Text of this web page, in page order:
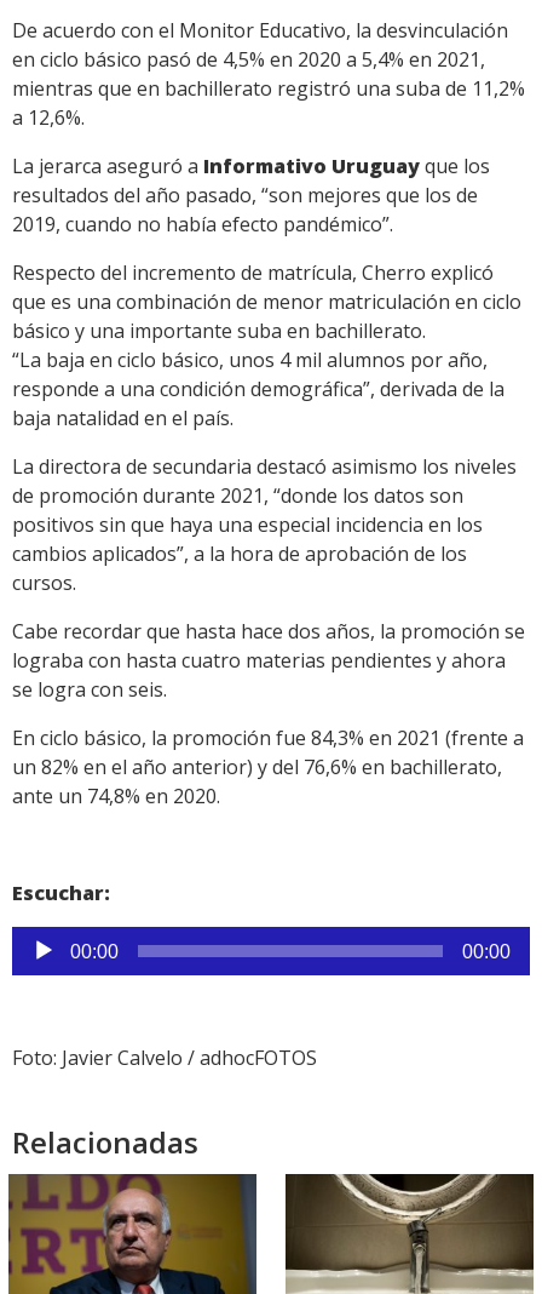
De acuerdo con el Monitor Educativo, la desvinculación
en ciclo básico pasó de 4,5% en 2020 a 5,4% en 2021,
mientras que en bachillerato registró una suba de 11,2%
a 12,6%.
La jerarca aseguró a Informativo Uruguayque los
resultados del año pasado, “son mejores que los de
2019, cuando no había efecto pandémico”.
Respecto del incremento de matrícula, Cherro explicó
que es una combinación de menor matriculación en ciclo
básico y una importante suba en bachillerato.
“La baja en ciclo básico, unos 4 mil alumnos por año,
responde a una condición demográfica”, derivada de la
baja natalidad en el país.
La directora de secundaria destacó asimismo los niveles
de promoción durante 2021, “donde los datos son
positivos sin que haya una especial incidencia en los
cambios aplicados”, a la hora de aprobación de los
cursos.
Cabe recordar que hasta hace dos años, la promoción se
lograba con hasta cuatro materias pendientes y ahora
se logra con seis.
En ciclo básico, la promoción fue 84,3% en 2021 (frente a
un 82% en el año anterior) y del 76,6% en bachillerato,
ante un 74,8% en 2020.
Escuchar:
Reproductor
de
00:00 00:00
Foto: Javier Calvelo / adhocFOTOS
Relacionadas